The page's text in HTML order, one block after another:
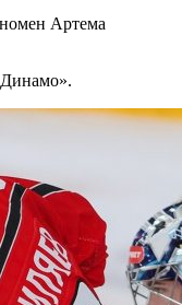
Артема